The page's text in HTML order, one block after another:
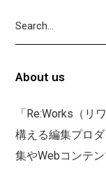
About us
「Re:Works（リ
構える編集プロ
集やWebコンテ